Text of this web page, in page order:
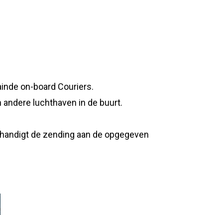
on-board Couriers.
luchthaven in de buurt.
de zending aan de opgegeven